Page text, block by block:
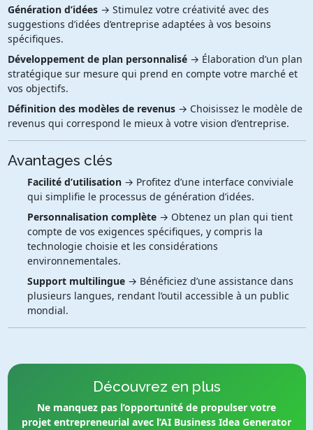
Génération d’idées→ Stimulez votre créativité avec des
suggestions d’idées d’entreprise adaptées à vos besoins
spécifiques.
Développement de plan personnalisé→ Élaboration d’un plan
stratégique sur mesure qui prend en compte votre marché et
vos objectifs.
Définition des modèles de revenus→ Choisissez le modèle de
revenus qui correspond le mieux à votre vision d’entreprise.
Avantages clés
Facilité d’utilisation→ Profitez d’une interface conviviale
qui simplifie le processus de génération d’idées.
Personnalisation complète→ Obtenez un plan qui tient
compte de vos exigences spécifiques, y compris la
technologie choisie et les considérations
environnementales.
Support multilingue→ Bénéficiez d’une assistance dans
plusieurs langues, rendant l’outil accessible à un public
mondial.
Découvrez en plus
Ne manquez pas l’opportunité de propulser votre
projet entrepreneurial avec l’AI Business Idea Generator